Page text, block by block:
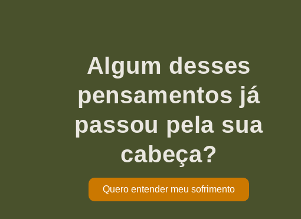
Algum desses
pensamentos já
passou pela sua
cabeça?
Quero entender meu sofrimento